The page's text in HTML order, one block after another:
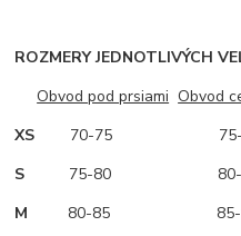
ROZMERY JEDNOTLIVÝCH
Obvod pod prsiami Obvod
XS 70-75 75-
S 75-80 80-
M 80-85 85-